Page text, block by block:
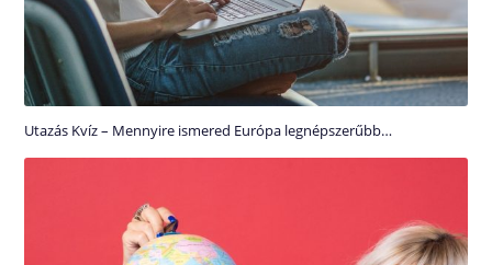
Utazás Kvíz – Mennyire ismered Európa legnépszerűbb…